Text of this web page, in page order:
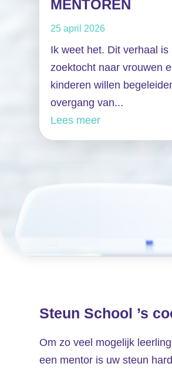
MENTOREN
25 april 2026
Ik weet het. Dit verhaal is
zoektocht naar vrouwen
kinderen willen
overgang van...
Lees meer
Steun School ’s
Om zo veel mogelijk
een mentor is uw steun